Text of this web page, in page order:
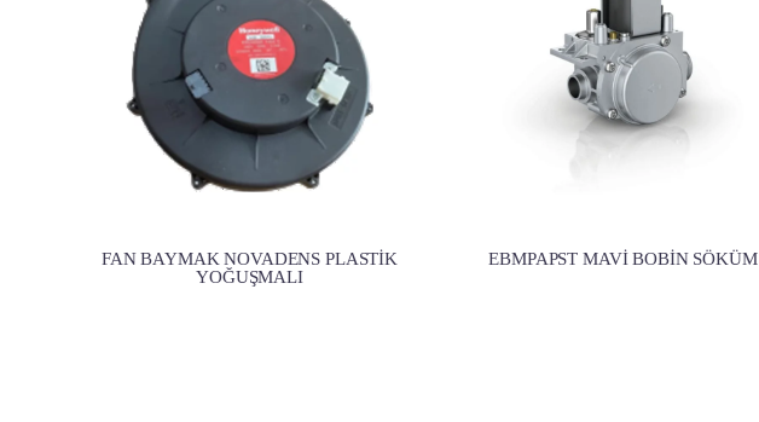
FAN BAYMAK NOVADENS PLASTİK
YOĞUŞMALI
EBMPAPST MAVİ BOBİN SÖKÜM